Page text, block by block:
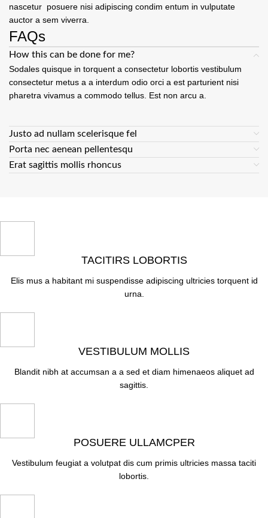
nascetur posuere nisi adipiscing condim entum in vulputate
auctor a sem viverra.
FAQs
How this can be done for me?
Sodales quisque in torquent a consectetur lobortis vestibulum
consectetur metus a a interdum odio orci a est parturient nisi
pharetra vivamus a commodo tellus. Est non arcu a.
Justo ad nullam scelerisque fel
Porta nec aenean pellentesqu
Erat sagittis mollis rhoncus
TACITIRS LOBORTIS
Elis mus a habitant mi suspendisse adipiscing ultricies torquent id
urna.
VESTIBULUM MOLLIS
Blandit nibh at accumsan a a sed et diam himenaeos aliquet ad
sagittis.
POSUERE ULLAMCPER
Vestibulum feugiat a volutpat dis cum primis ultricies massa taciti
lobortis.